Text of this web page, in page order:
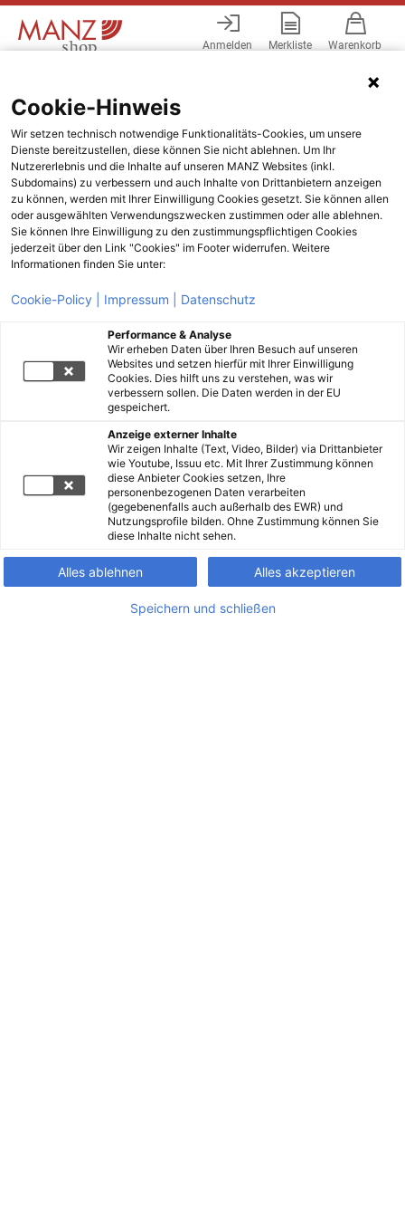
Anmelden Merkliste Warenkorb
Cookie-Hinweis
Wir setzen technisch notwendige Funktionalitäts-Cookies, um unsere
Dienste bereitzustellen, diese können Sie nicht ablehnen. Um Ihr
Nutzererlebnis und die Inhalte auf unseren MANZ Websites (inkl.
Subdomains) zu verbessern und auch Inhalte von Drittanbietern anzeigen
zu können, werden mit Ihrer Einwilligung Cookies gesetzt. Sie können allen
oder ausgewählten Verwendungszwecken zustimmen oder alle ablehnen.
Sie können Ihre Einwilligung zu den zustimmungspflichtigen Cookies
jederzeit über den Link "Cookies" im Footer widerrufen. Weitere
Informationen finden Sie unter:
Cookie-Policy | Impressum | Datenschutz
Performance & Analyse
Wir erheben Daten über Ihren Besuch auf unseren
Websites und setzen hierfür mit Ihrer Einwilligung
Cookies. Dies hilft uns zu verstehen, was wir
verbessern sollen. Die Daten werden in der EU
gespeichert.
Anzeige externer Inhalte
Wir zeigen Inhalte (Text, Video, Bilder) via Drittanbieter
wie Youtube, Issuu etc. Mit Ihrer Zustimmung können
diese Anbieter Cookies setzen, Ihre
personenbezogenen Daten verarbeiten
(gegebenenfalls auch außerhalb des EWR) und
Nutzungsprofile bilden. Ohne Zustimmung können Sie
diese Inhalte nicht sehen.
Alles ablehnen Alles akzeptieren
Speichern und schließen